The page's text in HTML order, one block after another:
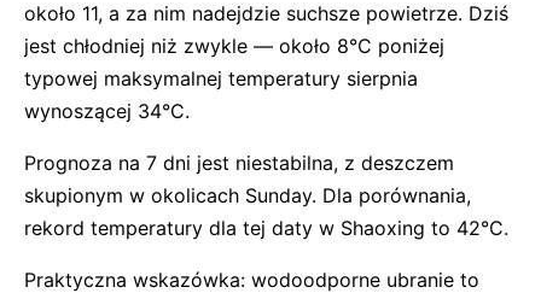
około 11, a za nim nadejdzie suchsze powietrze. Dziś
jest chłodniej niż zwykle — około 8°C poniżej
typowej maksymalnej temperatury sierpnia
wynoszącej 34°C.
Prognoza na 7 dni jest niestabilna, z deszczem
skupionym w okolicach Sunday. Dla porównania,
rekord temperatury dla tej daty w Shaoxing to 42°C.
Praktyczna wskazówka: wodoodporne ubranie to